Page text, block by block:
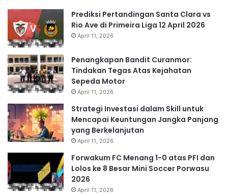
Prediksi Pertandingan Santa Clara vs
Rio Ave di Primeira Liga 12 April 2026
April 11, 2026
Penangkapan Bandit Curanmor:
Tindakan Tegas Atas Kejahatan
Sepeda Motor
April 11, 2026
Strategi Investasi dalam Skill untuk
Mencapai Keuntungan Jangka Panjang
yang Berkelanjutan
April 11, 2026
Forwakum FC Menang 1-0 atas PFI dan
Lolos ke 8 Besar Mini Soccer Porwasu
2026
April 11, 2026